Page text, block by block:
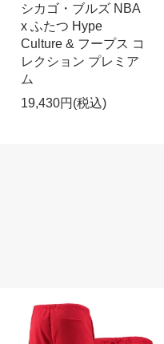
シカゴ・ブルズ NBA
x ふたつ Hype
Culture & フープス コ
レクション プレミア
ム
19,430円(税込)